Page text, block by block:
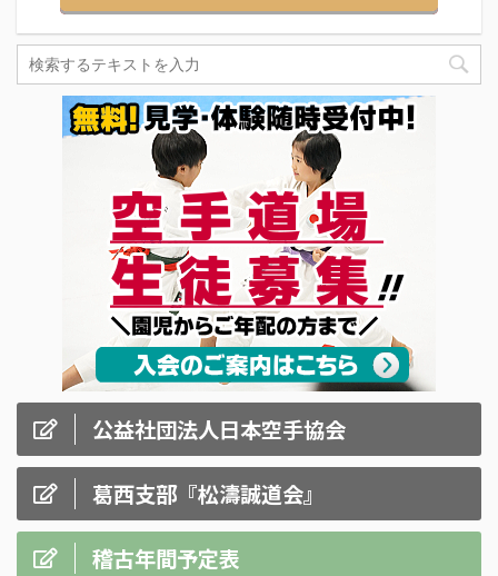
公益社団法人日本空手協会
葛西支部『松濤誠道会』
稽古年間予定表